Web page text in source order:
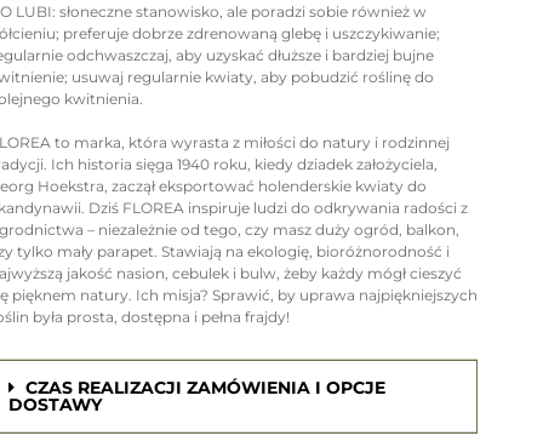
LUBI: słoneczne stanowisko, ale poradzi sobie również w
preferuje dobrze zdrenowaną glebę i uszczykiwanie;
odchwaszczaj, aby uzyskać dłuższe i bardziej bujne
usuwaj regularnie kwiaty, aby pobudzić roślinę do
kwitnienia.
to marka, która wyrasta z miłości do natury i rodzinnej
Ich historia sięga 1940 roku, kiedy dziadek założyciela,
Hoekstra, zaczął eksportować holenderskie kwiaty do
Dziś FLOREA inspiruje ludzi do odkrywania radości z
– niezależnie od tego, czy masz duży ogród, balkon,
tylko mały parapet. Stawiają na ekologię, bioróżnorodność i
jakość nasion, cebulek i bulw, żeby każdy mógł cieszyć
pięknem natury. Ich misja? Sprawić, by uprawa najpiękniejszych
była prosta, dostępna i pełna frajdy!
CZAS REALIZACJI ZAMÓWIENIA I OPCJE
DOSTAWY